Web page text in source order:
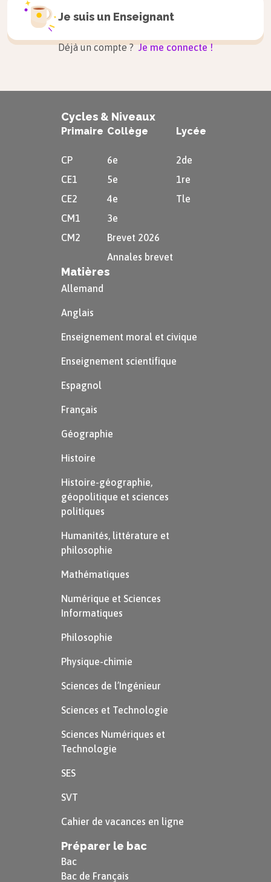
Je suis un Enseignant
Déjà un compte ? Je me connecte !
Cycles & Niveaux
Primaire
CP
CE1
CE2
CM1
CM2
Collège
6e
5e
4e
3e
Brevet 2026
Annales brevet
Lycée
2de
1re
Tle
Matières
Allemand
Anglais
Enseignement moral et civique
Enseignement scientifique
Espagnol
Français
Géographie
Histoire
Histoire-géographie,
géopolitique et sciences
politiques
Humanités, littérature et
philosophie
Mathématiques
Numérique et Sciences
Informatiques
Philosophie
Physique-chimie
Sciences de l’Ingénieur
Sciences et Technologie
Sciences Numériques et
Technologie
SES
SVT
Cahier de vacances en ligne
Préparer le bac
Bac
Bac de Français